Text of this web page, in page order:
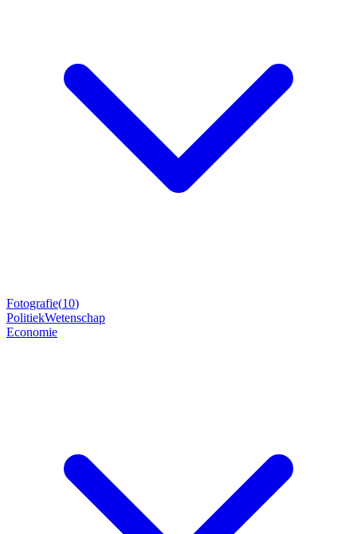
Fotografie(10)
PolitiekWetenschap
Economie